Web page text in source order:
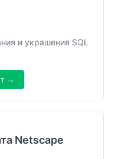
и украшения SQL
→
Netscape